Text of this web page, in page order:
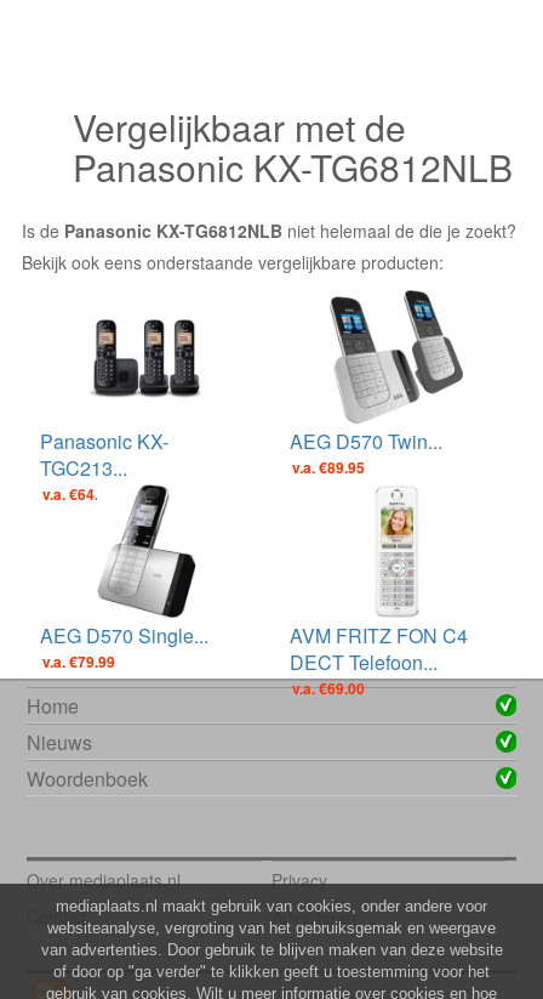
Vergelijkbaar met de
Panasonic KX-TG6812NLB
Is de Panasonic KX-TG6812NLB niet helemaal de die je zoekt?
Bekijk ook eens onderstaande vergelijkbare producten:
Panasonic KX-
TGC213...
v.a. €64.00
AEG D570 Twin...
v.a. €89.95
AEG D570 Single...
v.a. €79.99
AVM FRITZ FON C4
DECT Telefoon...
v.a. €69.00
Home
Nieuws
Woordenboek
Over mediaplaats.nl
Privacy
Contact
Adverteren
mediaplaats.nl maakt gebruik van cookies, onder andere voor
websiteanalyse, vergroting van het gebruiksgemak en weergave
van advertenties. Door gebruik te blijven maken van deze website
of door op "ga verder" te klikken geeft u toestemming voor het
gebruik van cookies. Wilt u meer informatie over cookies en hoe